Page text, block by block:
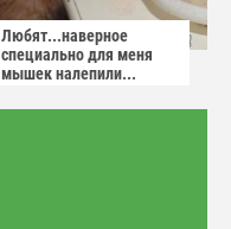
Любят...наверное
специально для меня
мышек налепили...